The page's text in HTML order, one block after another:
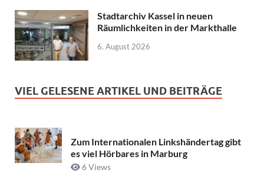
Stadtarchiv Kassel in neuen
Räumlichkeiten in der Markthalle
6. August 2026
VIEL GELESENE ARTIKEL UND BEITRÄGE
Zum Internationalen Linkshändertag gibt
es viel Hörbares in Marburg
6 Views